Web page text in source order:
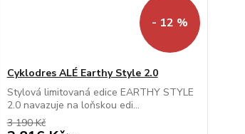
- 12 %
Cyklodres ALÉ Earthy Style 2.0
Stylová limitovaná edice EARTHY STYLE
2.0 navazuje na loňskou edi...
3 190 Kč